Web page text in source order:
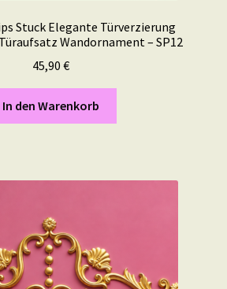
Stuck Elegante Türverzierung
Wandornament – SP12
45,90 €
In den Warenkorb